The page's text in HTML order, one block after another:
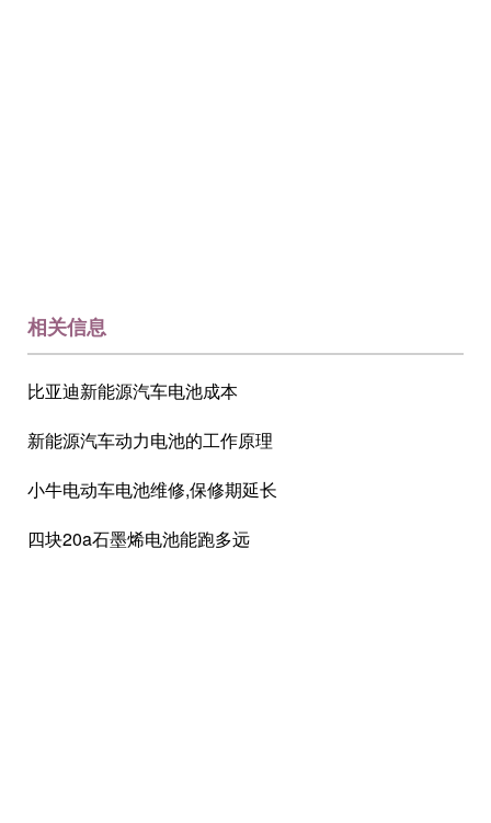
相关信息
比亚迪新能源汽车电池成本
新能源汽车动力电池的工作原理
小牛电动车电池维修,保修期延长
四块20a石墨烯电池能跑多远